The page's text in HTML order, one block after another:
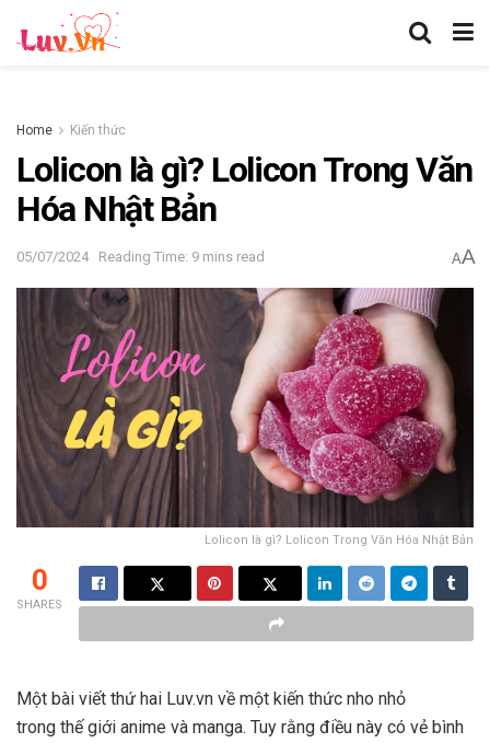
Home Kiến thức
Lolicon là gì? Lolicon Trong Văn
Hóa Nhật Bản
05/07/2024 Reading Time: 9 mins read AA
Lolicon là gì? Lolicon Trong Văn Hóa Nhật Bản
0
SHARES
Một bài viết thứ hai Luv.vn về một kiến thức nho nhỏ
trong thế giới anime và manga. Tuy rằng điều này có vẻ bình